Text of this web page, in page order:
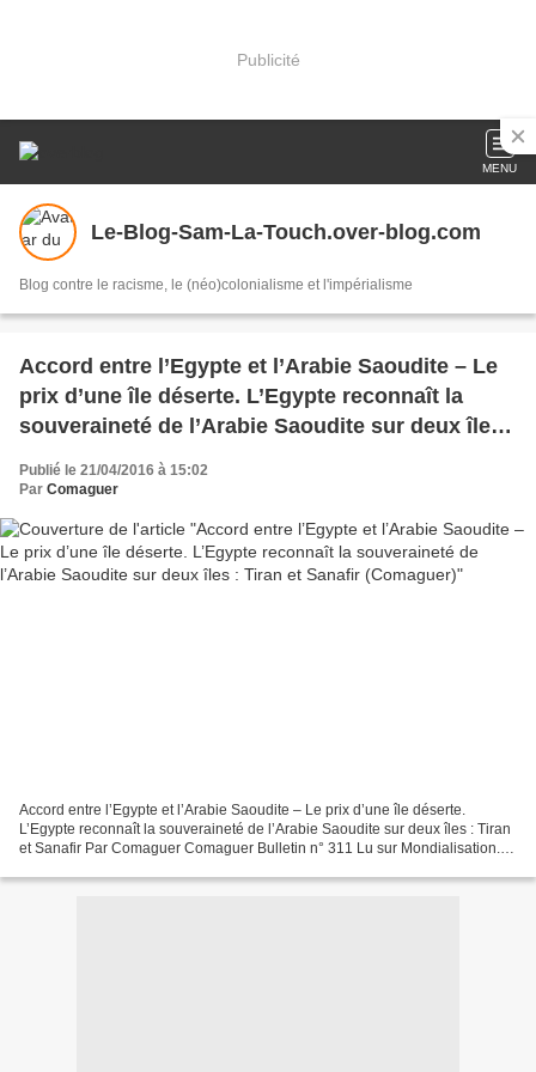
Publicité
MENU
Le-Blog-Sam-La-Touch.over-blog.com
Blog contre le racisme, le (néo)colonialisme et l'impérialisme
Accord entre l’Egypte et l’Arabie Saoudite – Le
prix d’une île déserte. L’Egypte reconnaît la
souveraineté de l’Arabie Saoudite sur deux îles :
Tiran et Sanafir (Comaguer)
Publié le 21/04/2016 à 15:02
Par Comaguer
Accord entre l’Egypte et l’Arabie Saoudite – Le prix d’une île déserte.
L’Egypte reconnaît la souveraineté de l’Arabie Saoudite sur deux îles : Tiran
et Sanafir Par Comaguer Comaguer Bulletin n° 311 Lu sur Mondialisation.ca